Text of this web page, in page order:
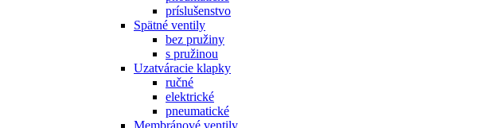
príslušenstvo
Spätné ventily
bez pružiny
s pružinou
Uzatváracie klapky
ručné
elektrické
pneumatické
Membránové ventily